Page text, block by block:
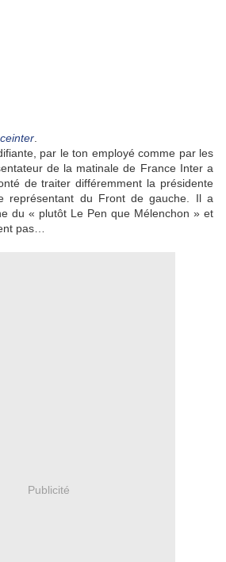
par le ton employé comme par les
de la matinale de France Inter a
de traiter différemment la présidente
représentant du Front de gauche. Il a
du « plutôt Le Pen que Mélenchon » et
pas…
Publicité